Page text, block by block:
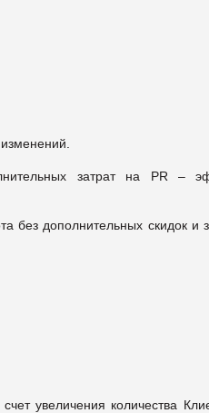
затрат на PR –
без дополнительных скидок и
увеличения количества